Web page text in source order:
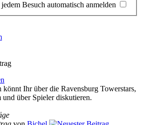
Besuch automatisch anmelden
könnt Ihr über die Ravensburg Towerstars,
und über Spieler diskutieren.